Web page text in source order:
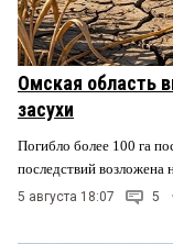
Омская область
засухи
Погибло более 100 га
последствий возложена
5 августа 18:07 5